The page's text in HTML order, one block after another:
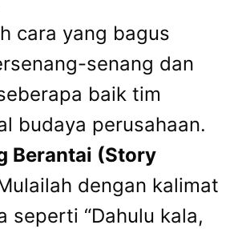
cara yang bagus
senang dan
baik tim
budaya perusahaan.
Berantai (Story
dengan kalimat
seperti “Dahulu kala,